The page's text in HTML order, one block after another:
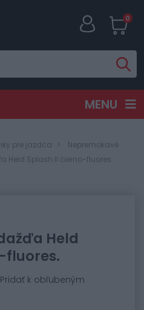
0
MENU
pre jazdca
Nepremokavé
Held Splash II čierno-fluores.
Held
fluores.
k obľubeným